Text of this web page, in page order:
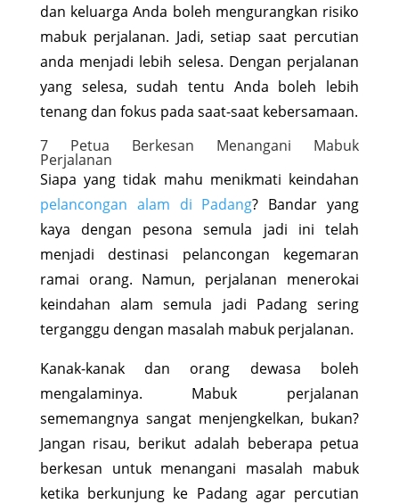
dan keluarga Anda boleh mengurangkan risiko
mabuk perjalanan. Jadi, setiap saat percutian
anda menjadi lebih selesa. Dengan perjalanan
yang selesa, sudah tentu Anda boleh lebih
tenang dan fokus pada saat-saat kebersamaan.
7 Petua Berkesan Menangani Mabuk
Perjalanan
Siapa yang tidak mahu menikmati keindahan
pelancongan alam di Padang? Bandar yang
kaya dengan pesona semula jadi ini telah
menjadi destinasi pelancongan kegemaran
ramai orang. Namun, perjalanan menerokai
keindahan alam semula jadi Padang sering
terganggu dengan masalah mabuk perjalanan.
Kanak-kanak dan orang dewasa boleh
mengalaminya. Mabuk perjalanan
sememangnya sangat menjengkelkan, bukan?
Jangan risau, berikut adalah beberapa petua
berkesan untuk menangani masalah mabuk
ketika berkunjung ke Padang agar percutian